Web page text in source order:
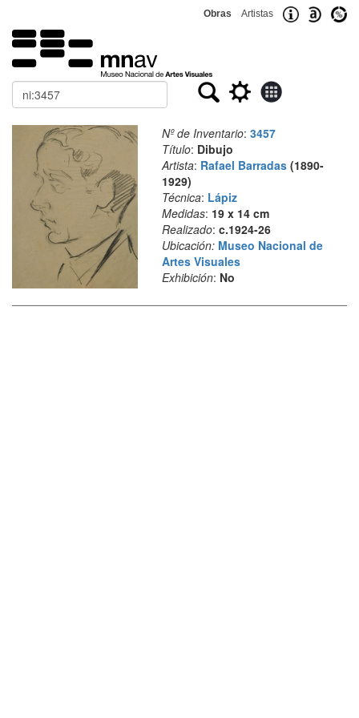
Obras Artistas
Buscar
Nº de Inventario: 3457
Título: Dibujo
Artista: Rafael Barradas(1890-
1929)
Técnica: Lápiz
Medidas: 19 x 14 cm
Realizado: c.1924-26
Ubicación: Museo Nacional de
Artes Visuales
Exhibición: No